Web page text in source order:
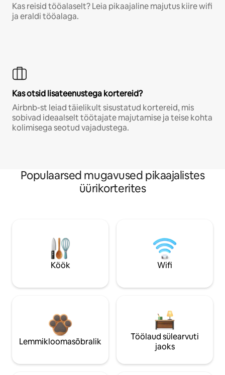
Kas reisid tööalaselt? Leia pikaajaline majutus kiire wifi
ja eraldi tööalaga.
Kas otsid lisateenustega kortereid?
Airbnb-st leiad täielikult sisustatud kortereid, mis
sobivad ideaalselt töötajate majutamise ja teise kohta
kolimisega seotud vajadustega.
Populaarsed mugavused pikaajalistes
üürikorterites
Köök Wifi
Lemmikloomasõbralik
Töölaud sülearvuti
jaoks